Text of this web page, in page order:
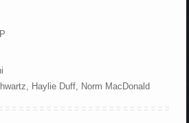
Haylie Duff, Norm MacDonald